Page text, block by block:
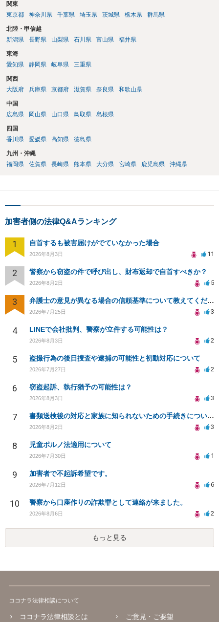
関東
東京都
神奈川県 千葉県 埼玉県 茨城県 栃木県 群馬県
北陸・甲信越
新潟県
長野県 山梨県 石川県 富山県 福井県
東海
愛知県
静岡県 岐阜県 三重県
関西
大阪府
兵庫県 京都府 滋賀県 奈良県 和歌山県
中国
広島県
岡山県 山口県 鳥取県 島根県
四国
香川県
愛媛県 高知県 徳島県
九州・沖縄
福岡県
佐賀県 長崎県 熊本県 大分県 宮崎県 鹿児島県 沖縄県
加害者側の法律Q&Aランキング
1 自首するも被害届けがでていなかった場合
2026年8月3日 11
2 警察から窃盗の件で呼び出し、財布返却で自首すべきか？
2026年8月2日 5
3 弁護士の意見が異なる場合の信頼基準について教えてください
2026年7月25日 3
4 LINEで会社批判、警察が立件する可能性は？
2026年8月3日 2
5 盗撮行為の後日捜査や逮捕の可能性と初動対応について
2026年7月27日 2
6 窃盗起訴、執行猶予の可能性は？
2026年8月3日 3
7 書類送検後の対応と家族に知られないための手続きについて相談
2026年8月2日 3
8 児童ポルノ法適用について
2026年7月30日 1
9 加害者で不起訴希望です。
2026年7月12日 6
10 警察から口座作りの詐欺罪として連絡が来ました。
2026年8月6日 2
もっと見る
ココナラ法律相談について
ココナラ法律相談とは ご意見・ご要望